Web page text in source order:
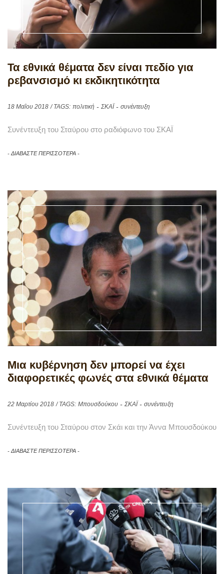
Τα εθνικά θέματα δεν είναι πεδίο για
ρεβανσισμό κι εκδικητικότητα
18 Μαΐου 2018 / TAGS: πολιτική ΣΚΑΪ συνέντευξη
Συνέντευξη του Σταύρου στο ραδιόφωνο του ΣΚΑΪ
ΔΙΑΒΑΣΤΕ ΠΕΡΙΣΣΟΤΕΡΑ
Μια κυβέρνηση δεν μπορεί να έχει
διαφορετικές φωνές στα εθνικά θέματα
22 Μαρτίου 2018 / TAGS: Μπουσδούκου ΣΚΑΪ συνέντευξη
Συνέντευξη του Σταύρου στον Σκάι και την Άννα Μπουσδούκου
ΔΙΑΒΑΣΤΕ ΠΕΡΙΣΣΟΤΕΡΑ